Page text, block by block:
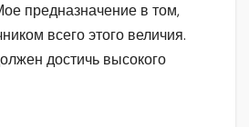
предназначение в том,
всего этого величия.
достичь высокого